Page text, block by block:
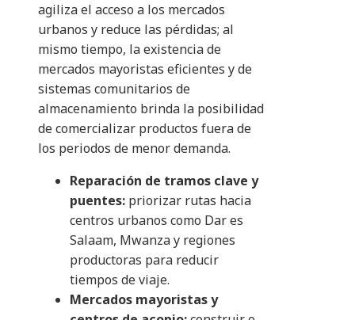
agiliza el acceso a los mercados
urbanos y reduce las pérdidas; al
mismo tiempo, la existencia de
mercados mayoristas eficientes y de
sistemas comunitarios de
almacenamiento brinda la posibilidad
de comercializar productos fuera de
los periodos de menor demanda.
Reparación de tramos clave y
puentes: priorizar rutas hacia
centros urbanos como Dar es
Salaam, Mwanza y regiones
productoras para reducir
tiempos de viaje.
Mercados mayoristas y